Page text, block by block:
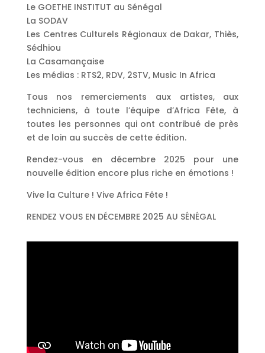
Le GOETHE INSTITUT au Sénégal
La SODAV
Les Centres Culturels Régionaux de Dakar, Thiès,
Sédhiou
La Casamançaise
Les médias : RTS2, RDV, 2STV, Music In Africa
Tous nos remerciements aux artistes, aux
techniciens, à toute l’équipe d’Africa Fête, à
toutes les personnes qui ont contribué de près
et de loin au succès de cette édition.
Rendez-vous en décembre 2025 pour une
nouvelle édition encore plus riche en émotions !
Vive la Culture ! Vive Africa Fête !
RENDEZ VOUS EN DÉCEMBRE 2025 AU SÉNÉGAL